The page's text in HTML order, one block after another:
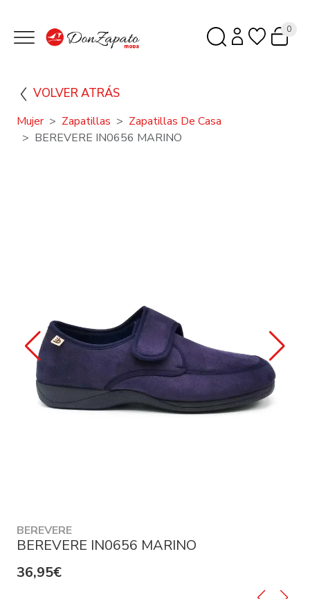
0
VOLVER ATRÁS
Mujer Zapatillas
Zapatillas De Casa
BEREVERE IN0656 MARINO
BEREVERE
BEREVERE IN0656 MARINO
36,95€